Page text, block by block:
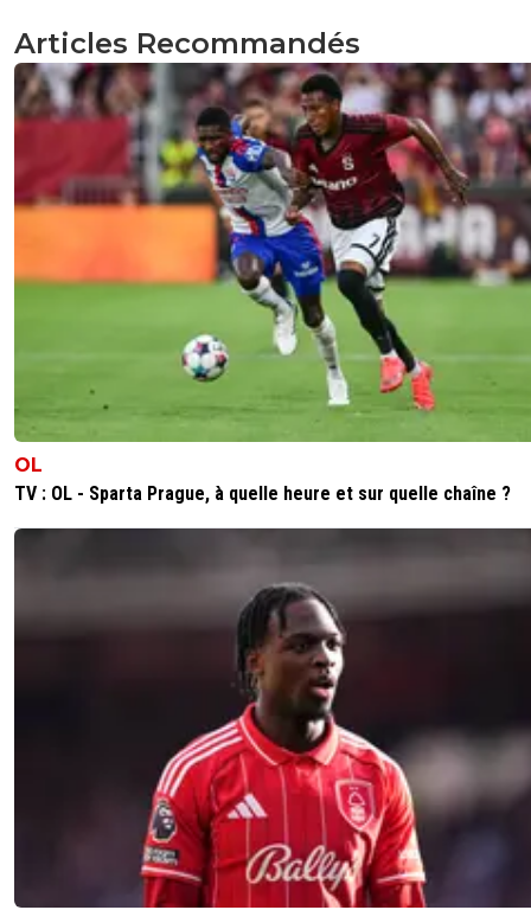
Articles Recommandés
OL
TV : OL - Sparta Prague, à quelle heure et sur quelle chaîne ?